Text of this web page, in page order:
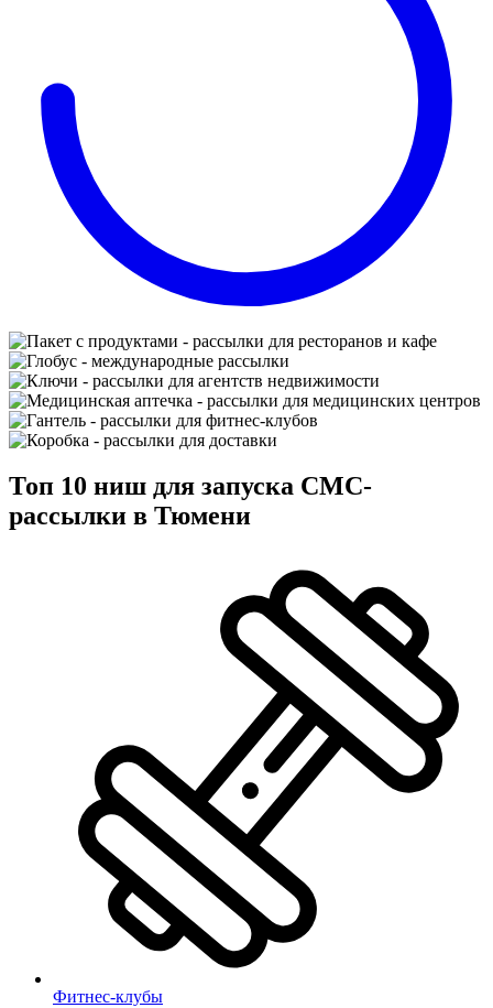
Топ 10 ниш для запуска СМС-
рассылки в Тюмени
Фитнес-клубы